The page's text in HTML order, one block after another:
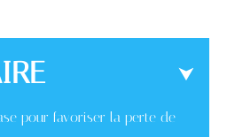
pour favoriser la perte de